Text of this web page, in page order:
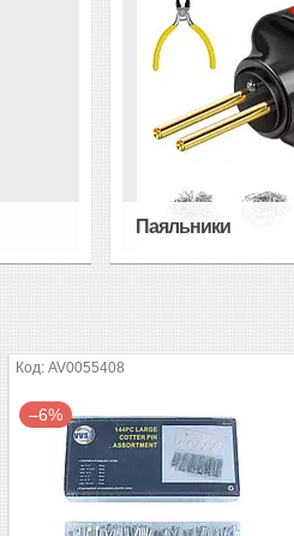
Паяльники
AV0055408
–6%